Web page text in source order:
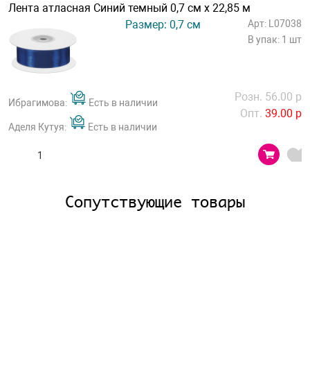
Лента атласная Синий темный 0,7 см х 22,85 м
Размер: 0,7 см
Арт: L07038
В упак: 1 шт
Ибрагимова: Есть в наличии
Аделя Кутуя: Есть в наличии
Розн. 56.00 р
Опт. 39.00 р
Сопутствующие товары